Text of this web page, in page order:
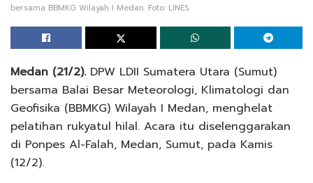
bersama BBMKG Wilayah I Medan. Foto: LINES.
Medan (21/2).DPW LDII Sumatera Utara (Sumut)
bersama Balai Besar Meteorologi, Klimatologi dan
Geofisika (BBMKG) Wilayah I Medan, menghelat
pelatihan rukyatul hilal. Acara itu diselenggarakan
di Ponpes Al-Falah, Medan, Sumut, pada Kamis
(12/2).